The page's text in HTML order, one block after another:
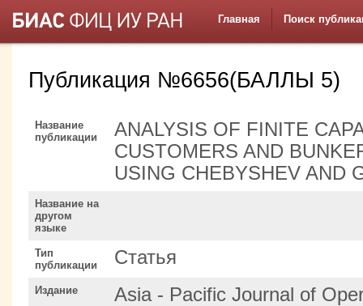
Главная Поиск
Публикация №6656(БАЛЛЫ 5)
Название
публикации
ANALYSIS OF FINITE
CUSTOMERS AND
USING CHEBYSHEV AND
Название на
другом
языке
Тип
публикации
Статья
Издание Asia - Pacific Journal of